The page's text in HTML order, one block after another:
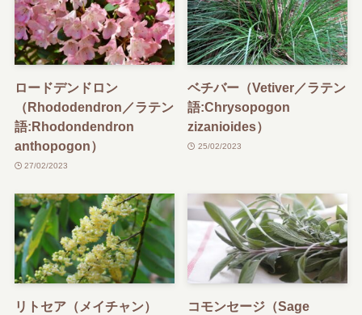
ロードデンドロン
（Rhododendron／ラテン
語:Rhodondendron
anthopogon）
27/02/2023
ベチバー（Vetiver／ラテン
語:Chrysopogon
zizanioides）
25/02/2023
リトセア（メイチャン）
コモンセージ（Sage